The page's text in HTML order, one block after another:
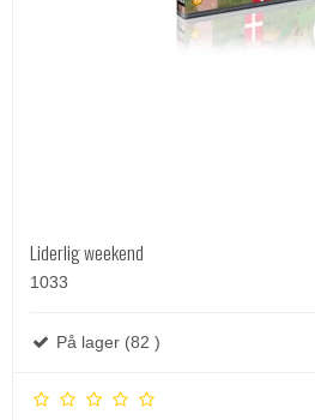
Liderlig weekend
1033
På lager (82 )